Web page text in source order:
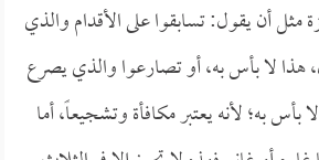
مثل أن يقول: تسابقوا على الأقدام والذي
هذا لا بأس به، أو تصارعوا والذي يصرع
بأس به؛ لأنه يعتبر مكافأة وتشجيعاً، أما